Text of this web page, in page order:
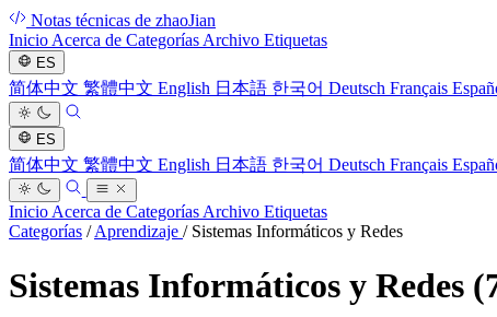
Notas técnicas de zhaoJian
Inicio Acerca de Categorías Archivo Etiquetas
ES
简体中文 繁體中文 English 日本語 한국어 Deutsch Français
ES
简体中文 繁體中文 English 日本語 한국어 Deutsch Français
Inicio Acerca de Categorías Archivo Etiquetas
Categorías / Aprendizaje / Sistemas Informáticos y Redes
Sistemas Informáticos y Redes